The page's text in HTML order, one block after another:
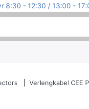
8:30 - 12:30 / 13:00 -
Verlengkabel CEE